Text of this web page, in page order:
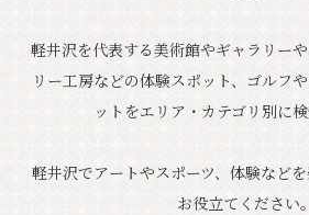
TOP
⾃然
グ
シ
軽井沢を代表する美術館やギャラリー
リー工房などの体験スポット、 ゴルフ
ットをエリア・カテゴリ別に検
軽井沢でアートやスポーツ、体験など
お役立てください。